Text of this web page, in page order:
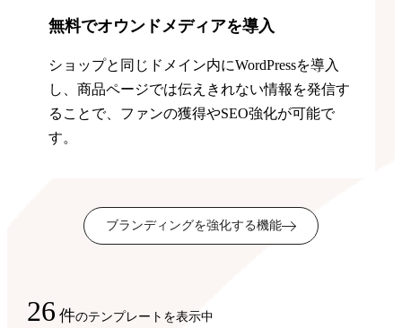
無料でオウンドメディアを導入
ショップと同じドメイン内にWordPressを導入
し、商品ページでは伝えきれない情報を発信す
ることで、ファンの獲得やSEO強化が可能で
す。
ブランディングを強化する機能
26 件のテンプレートを表示中